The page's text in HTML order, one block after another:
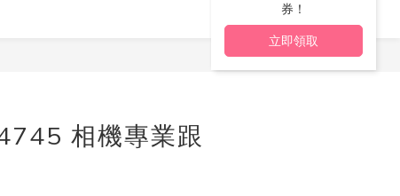
券！
立即領取
相機專業跟
立即購買